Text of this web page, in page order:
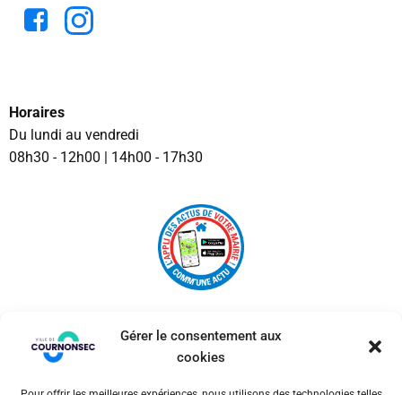
Gérer le consentement aux
cookies
Horaires
Du lundi au vendredi
08h30 - 12h00 | 14h00 - 17h30